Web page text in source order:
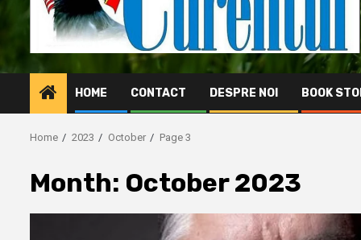
HOME CONTACT DESPRE NOI BOOK
Home 2023 October Page 3
Month: October 2023